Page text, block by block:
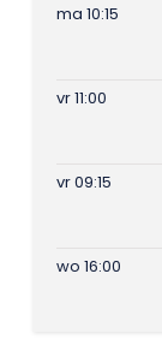
ma 10:15
vr 11:00
vr 09:15
wo 16:00